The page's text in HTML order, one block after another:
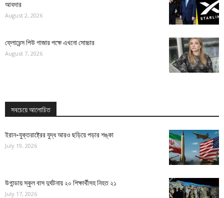
আবদার
August 2, 2026
ফ্লোরেন্স পিউ গাজার পক্ষে এখনো সোচ্চার
August 7, 2026
সবচেয়ে আলোচিত
ইরান-যুক্তরাষ্ট্রের যুদ্ধ আরও ছড়িয়ে পড়ার শঙ্কা
July 19, 2026
উগান্ডায় স্কুল বাস দুর্ঘটনায় ২০ শিক্ষার্থীসহ নিহত ২১
July 17, 2026